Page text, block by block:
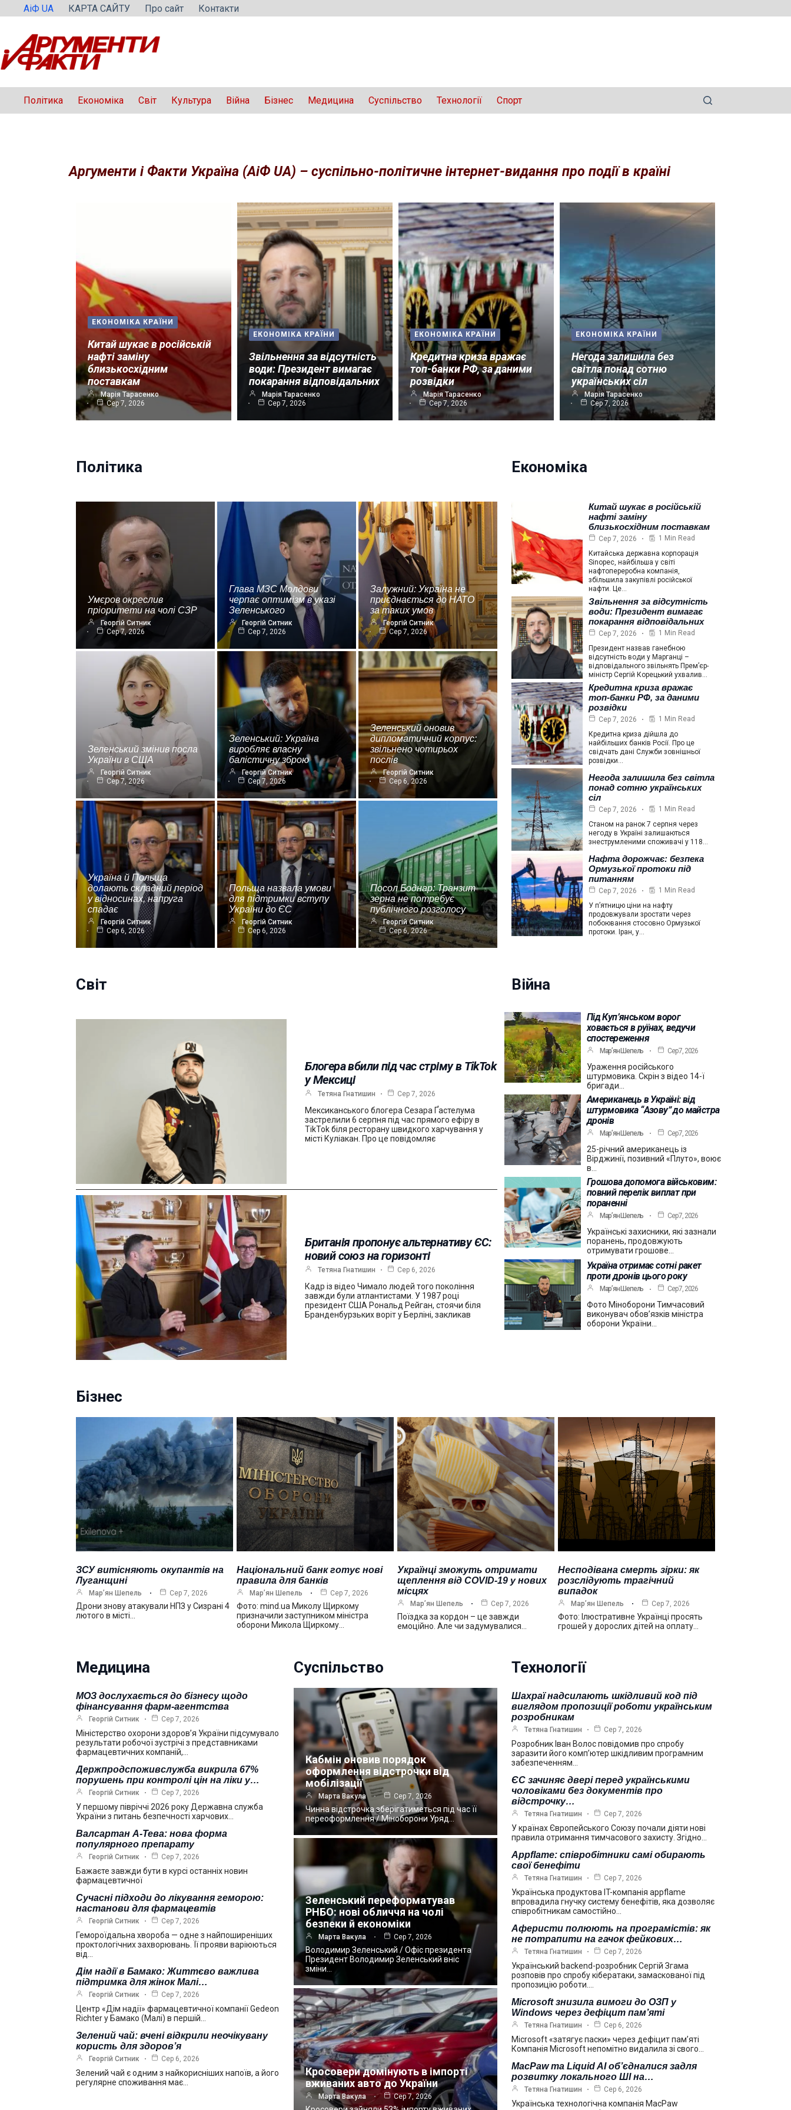
Перейти
вмісту
АіФ UA КАРТА САЙТУ Про сайт Контакти
Політика Економіка Світ Культура Війна Бізнес Медицина Суспільство Технології Спорт
Аргументи і Факти Україна (АіФ UA) – суспільно-політичне інтернет-видання про події в країні
ЕКОНОМІКА КРАЇНИ
Китай шукає в російській
нафті заміну
близькосхідним
поставкам
Марія Тарасенко
Сер 7, 2026
ЕКОНОМІКА КРАЇНИ
Звільнення за відсутність
води: Президент вимагає
покарання відповідальних
Марія Тарасенко
Сер 7, 2026
ЕКОНОМІКА КРАЇНИ
Кредитна криза вражає
топ-банки РФ, за даними
розвідки
Марія Тарасенко
Сер 7, 2026
ЕКОНОМІКА КРАЇНИ
Негода залишила без
світла понад сотню
українських сіл
Марія Тарасенко
Сер 7, 2026
Політика Економіка
Умєров окреслив
пріоритети на чолі СЗР
Георгій Ситник
Сер 7, 2026
Глава МЗС Молдови
черпає оптимізм в указі
Зеленського
Георгій Ситник
Сер 7, 2026
Залужний: Україна не
приєднається до НАТО
за таких умов
Георгій Ситник
Сер 7, 2026
Зеленський змінив посла
України в США
Георгій Ситник
Сер 7, 2026
Зеленський: Україна
виробляє власну
балістичну зброю
Георгій Ситник
Сер 7, 2026
Зеленський оновив
дипломатичний корпус:
звільнено чотирьох
послів
Георгій Ситник
Сер 6, 2026
Україна й Польща
долають складний період
у відносинах, напруга
спадає
Георгій Ситник
Сер 6, 2026
Польща назвала умови
для підтримки вступу
України до ЄС
Георгій Ситник
Сер 6, 2026
Посол Боднар: Транзит
зерна не потребує
публічного розголосу
Георгій Ситник
Сер 6, 2026
Китай шукає в російській
нафті заміну
близькосхідним поставкам
Сер 7, 2026
1 Min Read
Китайська державна корпорація
Sinopec, найбільша у світі
нафтопереробна компанія,
збільшила закупівлі російської
нафти. Це…
Звільнення за відсутність
води: Президент вимагає
покарання відповідальних
Сер 7, 2026
1 Min Read
Президент назвав ганебною
відсутність води у Марганці –
відповідального звільнять Прем’єр-
міністр Сергій Корецький ухвалив…
Кредитна криза вражає
топ-банки РФ, за даними
розвідки
Сер 7, 2026
1 Min Read
Кредитна криза дійшла до
найбільших банків Росії. Про це
свідчать дані Служби зовнішньої
розвідки…
Негода залишила без світла
понад сотню українських
сіл
Сер 7, 2026
1 Min Read
Станом на ранок 7 серпня через
негоду в Україні залишаються
знеструмленими споживачі у 118…
Нафта дорожчає: безпека
Ормузької протоки під
питанням
Сер 7, 2026
1 Min Read
У п’ятницю ціни на нафту
продовжували зростати через
побоювання стосовно Ормузької
протоки. Іран, у…
Світ Війна
Блогера вбили під час стріму в TikTok
у Мексиці
Тетяна Гнатишин Сер 7, 2026
Мексиканського блогера Сезара Ґастелума
застрелили 6 серпня під час прямого ефіру в
TikTok біля ресторану швидкого харчування у
місті Куліакан. Про це повідомляє
Британія пропонує альтернативу ЄС:
новий союз на горизонті
Тетяна Гнатишин Сер 6, 2026
Кадр із відео Чимало людей того покоління
завжди були атлантистами. У 1987 році
президент США Рональд Рейган, стоячи біля
Бранденбурзьких воріт у Берліні, закликав
Під Куп’янськом ворог
ховається в руїнах, ведучи
спостереження
Мар’ян Шепель Сер 7, 2026
Ураження російського
штурмовика. Скрін з відео 14-ї
бригади…
Американець в Україні: від
штурмовика “Азову” до майстра
дронів
Мар’ян Шепель Сер 7, 2026
25-річний американець із
Вірджинії, позивний «Плуто», воює
в…
Грошова допомога військовим:
повний перелік виплат при
пораненні
Мар’ян Шепель Сер 7, 2026
Українські захисники, які зазнали
поранень, продовжують
отримувати грошове…
Україна отримає сотні ракет
проти дронів цього року
Мар’ян Шепель Сер 7, 2026
Фото Міноборони Тимчасовий
виконувач обов’язків міністра
оборони України…
Бізнес
ЗСУ витісняють окупантів на
Луганщині
Мар’ян Шепель Сер 7, 2026
Дрони знову атакували НПЗ у Сизрані 4
лютого в місті…
Національний банк готує нові
правила для банків
Мар’ян Шепель Сер 7, 2026
Фото: mind.ua Миколу Щиркому
призначили заступником міністра
оборони Микола Щиркому…
Українці зможуть отримати
щеплення від COVID-19 у нових
місцях
Мар’ян Шепель Сер 7, 2026
Поїздка за кордон – це завжди
емоційно. Але чи задумувалися…
Несподівана смерть зірки: як
розслідують трагічний
випадок
Мар’ян Шепель Сер 7, 2026
Фото: Ілюстративне Українці просять
грошей у дорослих дітей на оплату…
Медицина
МОЗ дослухається до бізнесу щодо
фінансування фарм-агентства
Георгій Ситник Сер 7, 2026
Міністерство охорони здоров’я України підсумувало
результати робочої зустрічі з представниками
фармацевтичних компаній,…
Держпродспоживслужба викрила 67%
порушень при контролі цін на ліки у…
Георгій Ситник Сер 7, 2026
У першому півріччі 2026 року Державна служба
України з питань безпечності харчових…
Валсартан А-Тева: нова форма
популярного препарату
Георгій Ситник Сер 7, 2026
Бажаєте завжди бути в курсі останніх новин
фармацевтичної
Сучасні підходи до лікування геморою:
настанови для фармацевтів
Георгій Ситник Сер 7, 2026
Гемороїдальна хвороба — одне з найпоширеніших
проктологічних захворювань. Її прояви варіюються
від…
Дім надії в Бамако: Життєво важлива
підтримка для жінок Малі…
Георгій Ситник Сер 7, 2026
Центр «Дім надії» фармацевтичної компанії Gedeon
Richter у Бамако (Малі) в першій…
Зелений чай: вчені відкрили неочікувану
користь для здоров’я
Георгій Ситник Сер 6, 2026
Зелений чай є одним з найкорисніших напоїв, а його
регулярне споживання має…
Суспільство
Кабмін оновив порядок
оформлення відстрочки від
мобілізації
Марта Вакула Сер 7, 2026
Чинна відстрочка зберігатиметься під час її
переоформлення / Міноборони Уряд…
Зеленський переформатував
РНБО: нові обличчя на чолі
безпеки й економіки
Марта Вакула Сер 7, 2026
Володимир Зеленський / Офіс президента
Президент Володимир Зеленський вніс
зміни…
Кросовери домінують в імпорті
вживаних авто до України
Марта Вакула Сер 7, 2026
Технології
Шахраї надсилають шкідливий код під
виглядом пропозиції роботи українським
розробникам
Тетяна Гнатишин Сер 7, 2026
Розробник Іван Волос повідомив про спробу
заразити його комп’ютер шкідливим програмним
забезпеченням…
ЄС зачиняє двері перед українськими
чоловіками без документів про
відстрочку…
Тетяна Гнатишин Сер 7, 2026
У країнах Європейського Союзу почали діяти нові
правила отримання тимчасового захисту. Згідно…
Appflame: співробітники самі обирають
свої бенефіти
Тетяна Гнатишин Сер 7, 2026
Українська продуктова IT-компанія appflame
впровадила гнучку систему бенефітів, яка дозволяє
співробітникам самостійно…
Аферисти полюють на програмістів: як
не потрапити на гачок фейкових…
Тетяна Гнатишин Сер 7, 2026
Український backend-розробник Сергій Згама
розповів про спробу кібератаки, замаскованої під
пропозицію роботи.…
Microsoft знизила вимоги до ОЗП у
Windows через дефіцит пам’яті
Тетяна Гнатишин Сер 6, 2026
Microsoft «затягує паски» через дефіцит пам’яті
Компанія Microsoft непомітно видалила зі свого…
MacPaw та Liquid AI об’єдналися задля
розвитку локального ШІ на…
Тетяна Гнатишин Сер 6, 2026
Українська технологічна компанія MacPaw